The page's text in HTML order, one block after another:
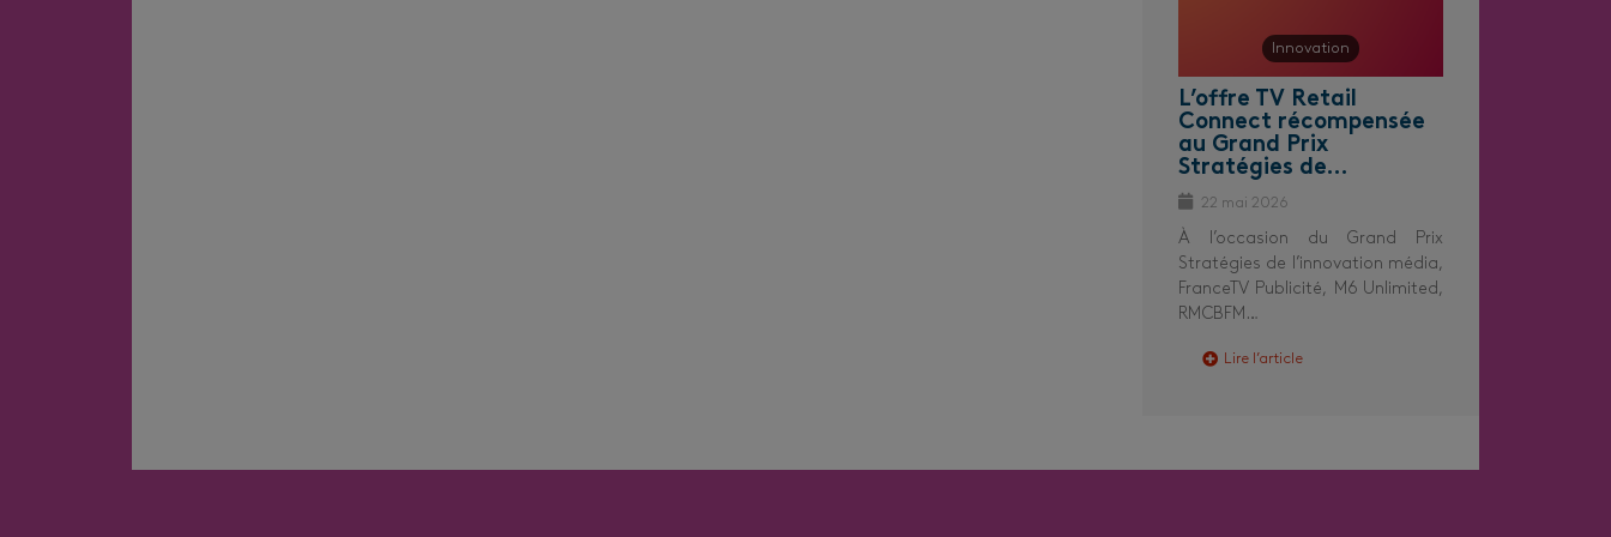
Innovation
L’offre TV Retail
Connect récompensée
au Grand Prix
Stratégies de…
22 mai 2026
À l’occasion du Grand Prix
Stratégies de l’innovation média,
FranceTV Publicité, M6 Unlimited,
RMCBFM…
Lire l’article